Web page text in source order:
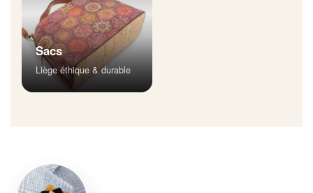
Sacs
Liège éthique & durable